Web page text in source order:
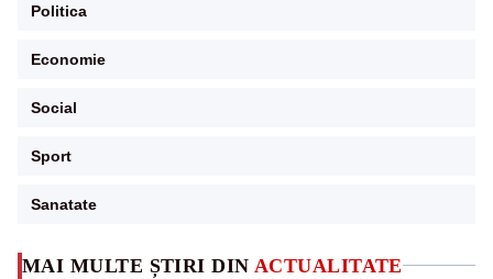
MAI MULTE ȘTIRI DIN ACTUALITATE
Politica
Economie
Social
Sport
Sanatate